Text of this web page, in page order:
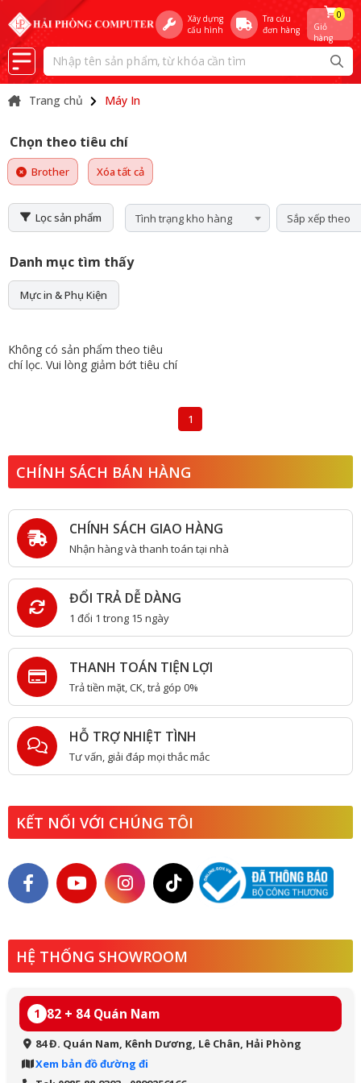
Xây dựng
cấu hình
Tra cứu
đơn hàng
Giỏ
hàng
0
Trang chủ Máy In
Chọn theo tiêu chí
Brother Xóa tất cả
Lọc sản phẩm Tình trạng kho hàng Sắp xếp theo
Danh mục tìm thấy
Mực in & Phụ Kiện
Không có sản phẩm theo tiêu
chí lọc. Vui lòng giảm bớt tiêu chí
1
CHÍNH SÁCH BÁN HÀNG
CHÍNH SÁCH GIAO HÀNG
Nhận hàng và thanh toán tại nhà
ĐỔI TRẢ DỄ DÀNG
1 đổi 1 trong 15 ngày
THANH TOÁN TIỆN LỢI
Trả tiền mặt, CK, trả góp 0%
HỖ TRỢ NHIỆT TÌNH
Tư vấn, giải đáp mọi thắc mắc
KẾT NỐI VỚI CHÚNG TÔI
HỆ THỐNG SHOWROOM
1 82 + 84 Quán Nam
84 Đ. Quán Nam, Kênh Dương, Lê Chân, Hải Phòng
Xem bản đồ đường đi